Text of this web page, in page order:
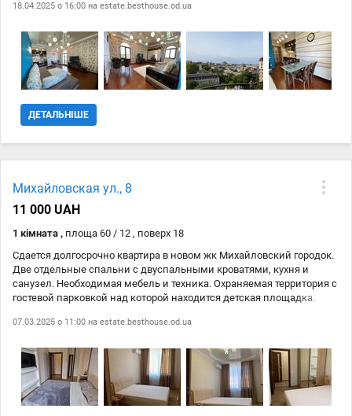
бытовой техникой: стеклокерамическая поверхность,
электробойлер, телевизор, кондиционер, скоростной WI-FI
интернет, цифровое TV. В доме круглосуточная охрана, пропускная
система въезда, закрытая охраняемая территория и
видеонаблюдение, консьерж, автономная домовая котельная,
пользования. Для некурящих, без маленьких детей и животных.
18.04.2025 о 16:00 на estate.besthouse.od.ua
ДЕТАЛЬНІШЕ
Михайловская ул., 8
11 000 UAH
1 кімната , площа 60 / 12 , поверх 18
Сдается долгосрочно квартира в новом жк Михайловский городок.
Две отдельные спальни с двуспальными кроватями, кухня и
санузел. Необходимая мебель и техника. Охраняемая территория с
гостевой парковкой над которой находится детская площадка.
к центру. Хорошая транспортная развязка. В непосредственной
07.03.2025 о 11:00 на estate.besthouse.od.ua